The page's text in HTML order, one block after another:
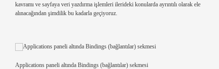
kavramı ve sayfaya veri yazdırma işlemleri ilerideki konularda ayrıntılı olarak ele
alınacağından şimdilik bu kadarla geçiyoruz.
Applications paneli altında Bindings (bağlantılar) sekmesi